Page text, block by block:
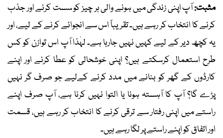
مثبت:آپ اپنی زندگی میں ہونے والی ہر چیز کو سست کرنے اور جذب
کرنے کا انتخاب کر رہے ہیں۔ تقریباً اس سے انجوائے کرنے کے لیے، اور
یہ کچھ دیر کے لیے کہیں نہیں جارہا ہے۔ لہٰذا آپ اس توازن کو کس
طرح استعمال کرسکتے ہیں؟ اپنی خوشحالی کو عطا کرنے اور اپنے
کارڈوں کے گھر کو بنانے میں مدد کرنے کےلیے جو صرف گر نہیں
پڑے گا؟ آپ کا آہستہ ہونا یا التوا نہیں کرنا ہے، آپ صرف اپنے
راستے میں اپنی رفتار سے ترقی کرنے کا انتخاب کر رہے ہیں، قسمت
اور اتفاق کو اپنے راستے پر لگا رہے ہیں۔